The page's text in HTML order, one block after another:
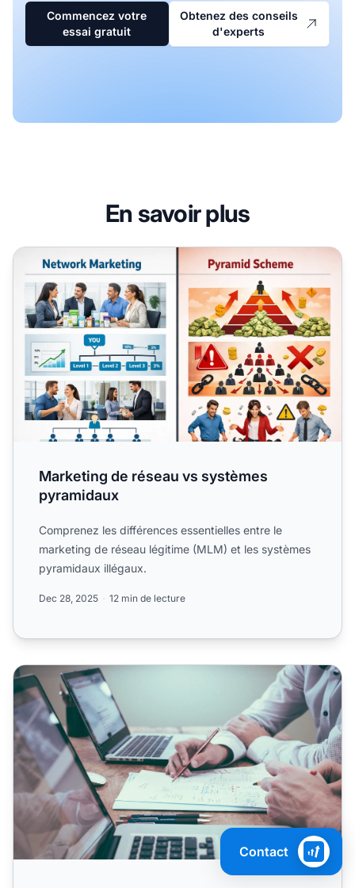
Commencez votre
essai gratuit
Obtenez des conseils
d'experts
En savoir plus
Marketing de réseau vs systèmes pyramidaux
Marketing de réseau vs systèmes
pyramidaux
Comprenez les différences essentielles entre le
marketing de réseau légitime (MLM) et les systèmes
pyramidaux illégaux.
Dec 28, 2025 12 min de lecture
Marketing d'affiliation vs MLM : quelles différences ?
Contact